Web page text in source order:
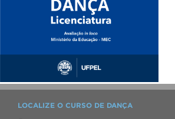
LOCALIZE O CURSO DE DANÇA